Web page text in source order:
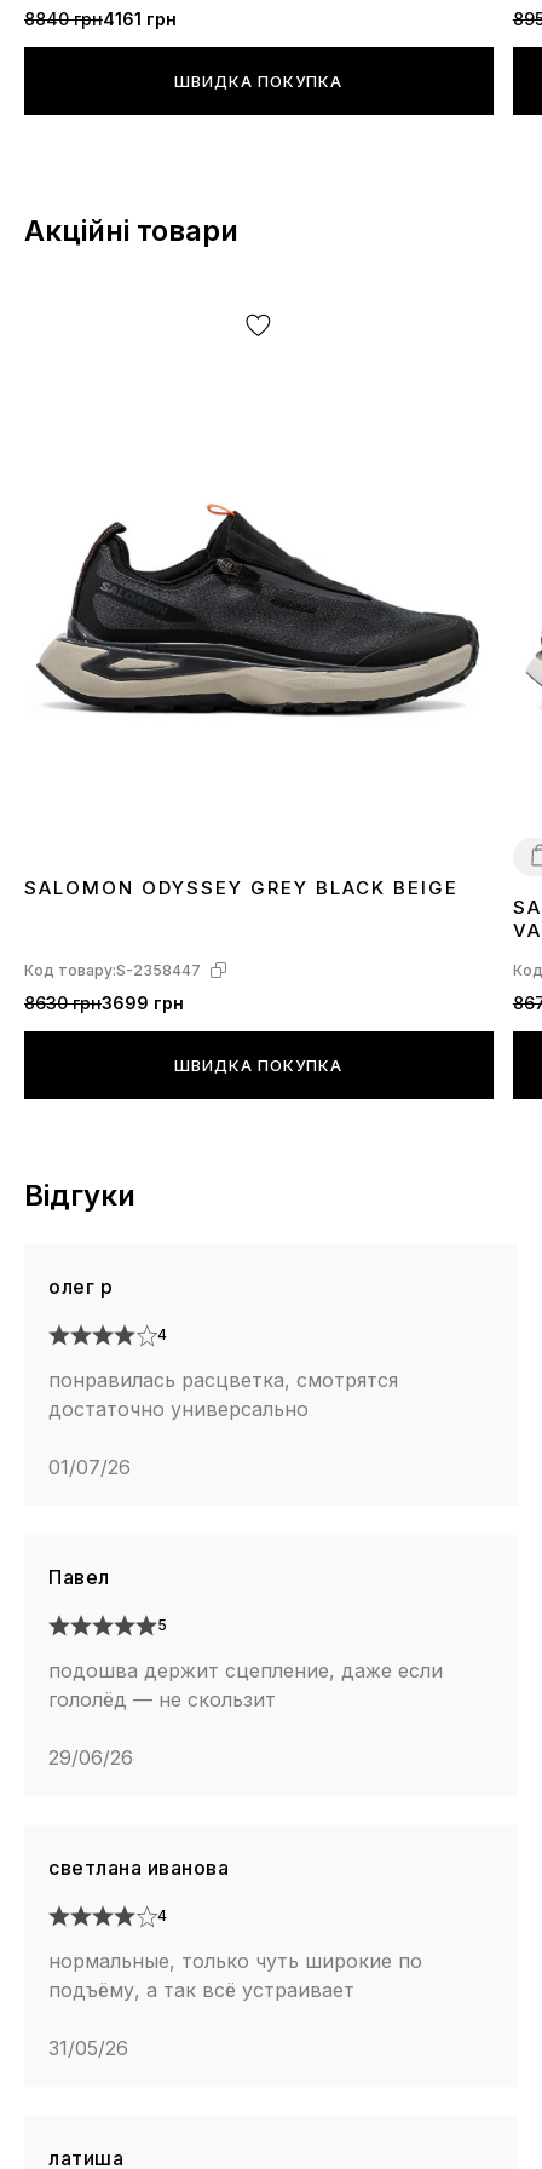
8840 грн4161 грн
ШВИДКА ПОКУПКА
Акційні товари
SALOMON ODYSSEY GREY BLACK BEIGE
Код товару:S-2358447
8630 грн3699 грн
ШВИДКА ПОКУПКА
Відгуки
олег р
4
понравилась расцветка, смотрятся
достаточно универсально
01/07/26
Павел
5
подошва держит сцепление, даже если
гололёд — не скользит
29/06/26
светлана иванова
4
нормальные, только чуть широкие по
подъёму, а так всё устраивает
31/05/26
латиша